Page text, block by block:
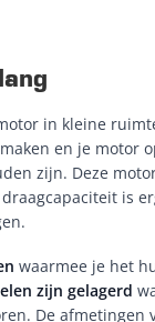
in kleine
en je motor
zijn. Deze
is
waarmee je het
zijn gelagerd
De afmetingen